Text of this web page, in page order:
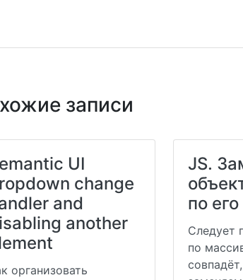
записи
UI
change
and
another
организовать
JS.
по его
Следует
по